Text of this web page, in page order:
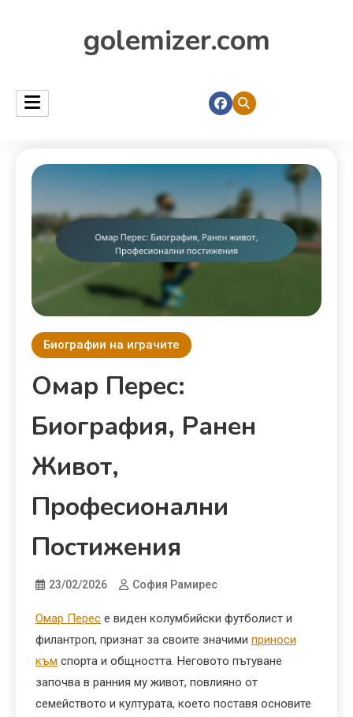
golemizer.com
Биографии на играчите
Омар Перес:
Биография, Ранен
Живот,
Професионални
Постижения
23/02/2026 София Рамирес
Омар Перес е виден колумбийски футболист и
филантроп, признат за своите значими приноси
към спорта и общността. Неговото пътуване
започва в ранния му живот, повлияно от
семейството и културата, което поставя основите